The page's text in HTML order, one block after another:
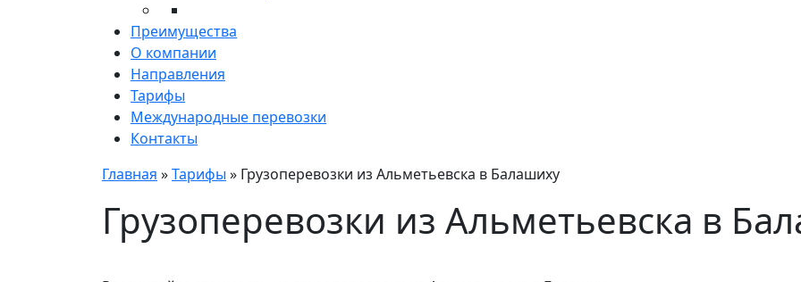
Преимущества
О компании
Направления
Тарифы
Международные перевозки
Контакты
Главная »Тарифы » Грузоперевозки из Альметьевска в Балашиху
Грузоперевозки из Альметьевска в